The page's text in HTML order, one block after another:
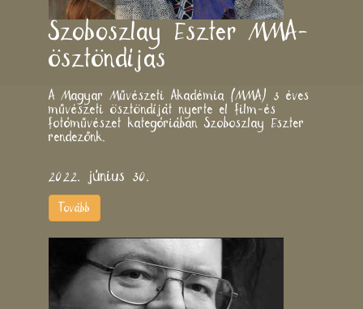
Szoboszlay Eszter MMA-
ösztöndíjas
A Magyar Művészeti Akadémia (MMA) 3 éves
művészeti ösztöndíját nyerte el film-és
fotóművészet kategóriában Szoboszlay Eszter
rendezőnk.
2022. június 30.
Tovább